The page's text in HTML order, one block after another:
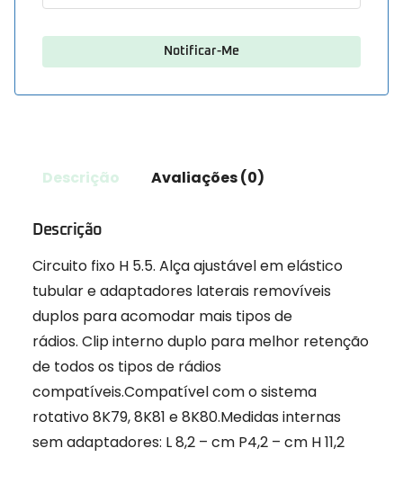
Descrição Avaliações (0)
Descrição
Circuito fixo H 5.5. Alça ajustável em elástico
tubular e adaptadores laterais removíveis
duplos para acomodar mais tipos de
rádios. Clip interno duplo para melhor retenção
de todos os tipos de rádios
compatíveis.Compatível com o sistema
rotativo 8K79, 8K81 e 8K80.Medidas internas
sem adaptadores: L 8,2 – cm P4,2 – cm H 11,2